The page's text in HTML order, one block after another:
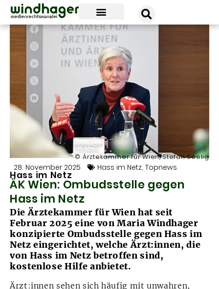
© Ärztekammer für Wien/Stefan Seelig
28. November 2025 Hass im Netz, Topnews
Hass im Netz
ÄK Wien: Ombudsstelle gegen
Hass im Netz
Die Ärztekammer für Wien hat seit
Februar 2025 eine von Maria Windhager
konzipierte Ombudsstelle gegen Hass im
Netz eingerichtet, welche Ärzt:innen, die
von Hass im Netz betroffen sind,
kostenlose Hilfe anbietet.
Ärzt:innen sehen sich häufig mit unwahren,